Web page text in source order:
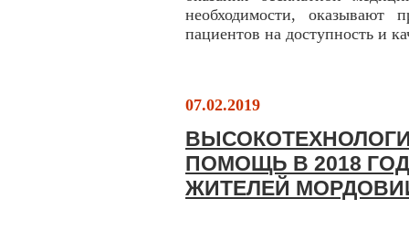
необходимости, оказывают
пациентов на доступность и
07.02.2019
ПОМОЩЬ В 2018
ЖИТЕЛЕЙ